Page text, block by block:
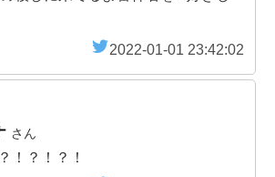
2022-01-01 23:42:02
さん
！？！？！